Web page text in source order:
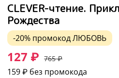
CLEVER-чтение.
Рождества
-20% промокодЛЮБОВЬ
127 ₽ 765 ₽
159 ₽ без промокода